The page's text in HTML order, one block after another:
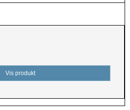
Vis produkt